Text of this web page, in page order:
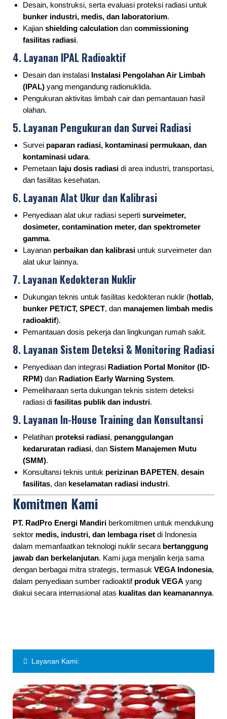
Desain, konstruksi, serta evaluasi proteksi radiasi untuk
bunker industri, medis, dan laboratorium.
Kajian shielding calculation dan commissioning
fasilitas radiasi.
4. Layanan IPAL Radioaktif
Desain dan instalasi Instalasi Pengolahan Air Limbah
(IPAL) yang mengandung radionuklida.
Pengukuran aktivitas limbah cair dan pemantauan hasil
olahan.
5. Layanan Pengukuran dan Survei Radiasi
Survei paparan radiasi, kontaminasi permukaan, dan
kontaminasi udara.
Pemetaan laju dosis radiasi di area industri, transportasi,
dan fasilitas kesehatan.
6. Layanan Alat Ukur dan Kalibrasi
Penyediaan alat ukur radiasi seperti surveimeter,
dosimeter, contamination meter, dan spektrometer
gamma.
Layanan perbaikan dan kalibrasi untuk surveimeter dan
alat ukur lainnya.
7. Layanan Kedokteran Nuklir
Dukungan teknis untuk fasilitas kedokteran nuklir (hotlab,
bunker PET/CT, SPECT, dan manajemen limbah medis
radioaktif).
Pemantauan dosis pekerja dan lingkungan rumah sakit.
8. Layanan Sistem Deteksi & Monitoring Radiasi
Penyediaan dan integrasi Radiation Portal Monitor (ID-
RPM) dan Radiation Early Warning System.
Pemeliharaan serta dukungan teknis sistem deteksi
radiasi di fasilitas publik dan industri.
9. Layanan In-House Training dan Konsultansi
Pelatihan proteksi radiasi, penanggulangan
kedaruratan radiasi, dan Sistem Manajemen Mutu
(SMM).
Konsultansi teknis untuk perizinan BAPETEN, desain
fasilitas, dan keselamatan radiasi industri.
Komitmen Kami
PT. RadPro Energi Mandiri berkomitmen untuk mendukung
sektor medis, industri, dan lembaga riset di Indonesia
dalam memanfaatkan teknologi nuklir secara bertanggung
jawab dan berkelanjutan. Kami juga menjalin kerja sama
dengan berbagai mitra strategis, termasuk VEGA Indonesia,
dalam penyediaan sumber radioaktif produk VEGA yang
diakui secara internasional atas kualitas dan keamanannya.
Layanan Kami: